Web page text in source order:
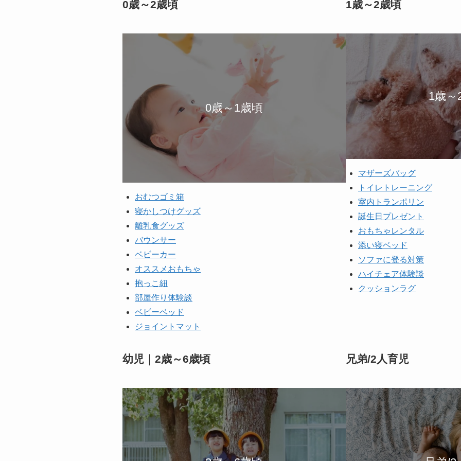
0歳～2歳頃
0歳～1歳頃
おむつゴミ箱
寝かしつけグッズ
離乳食グッズ
バウンサー
ベビーカー
オススメおもちゃ
抱っこ紐
部屋作り体験談
ベビーベッド
ジョイントマット
1歳～2歳頃
1歳～
マザーズバッグ
トイレトレーニング
室内トランポリン
誕生日プレゼント
おもちゃレンタル
添い寝ベッド
ソファに登る対策
ハイチェア体験談
クッションラグ
幼児｜2歳～6歳頃 兄弟/2人育児